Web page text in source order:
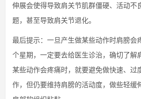
伸展会使得导致肩关节肌群僵硬、活动不
题，甚至导致肩关节退化。
最后提示：一旦产生做某些动作时肩膀会
个星期，一定要去给医生诊治，确切了解
某些动作会疼痛时，就要避免做快速、过
作，但仍要维持肩膀的活动度，做些轻缓